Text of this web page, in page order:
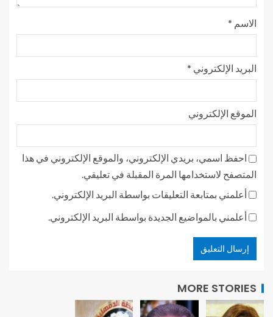
الاسم *
البريد الإلكتروني *
الموقع الإلكتروني
احفظ اسمي، بريدي الإلكتروني، والموقع الإلكتروني في هذا
المتصفح لاستخدامها المرة المقبلة في تعليقي.
أعلمني بمتابعة التعليقات بواسطة البريد الإلكتروني.
أعلمني بالمواضيع الجديدة بواسطة البريد الإلكتروني.
MORE STORIES